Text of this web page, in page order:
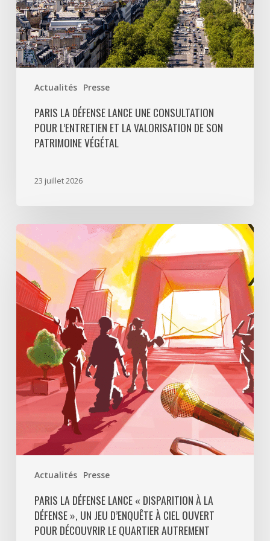
Actualités Presse
de
son
patrimoine
végétal
PARIS LA DÉFENSE LANCE UNE CONSULTATION
POUR L’ENTRETIEN ET LA VALORISATION DE SON
PATRIMOINE VÉGÉTAL
23 juillet 2026
Actualités Presse
Paris
La
Défense
lance
«
Disparition
Défense
un
jeu
d’enquête
à
ciel
découvrir
quartier
PARIS LA DÉFENSE LANCE « DISPARITION À LA
DÉFENSE », UN JEU D’ENQUÊTE À CIEL OUVERT
POUR DÉCOUVRIR LE QUARTIER AUTREMENT